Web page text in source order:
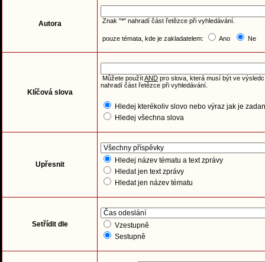
Autora Znak "*" nahradí část řetězce při vyhledávání.
pouze témata, kde je zakladatelem: Ano Ne
Klíčová slova
Můžete použítAND pro slova, která musí být ve
nahradí část řetězce při vyhledávání.
Hledej kterékoliv slovo nebo výraz jak je
Hledej všechna slova
Upřesnit
Hledej název tématu a text zprávy
Hledat jen text zprávy
Hledat jen název tématu
Setřídit dle
Vzestupně
Sestupně